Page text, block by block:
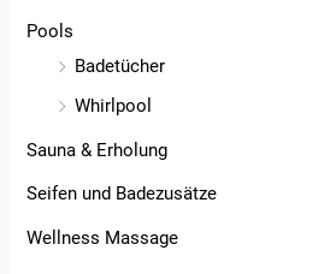
Pools
Badetücher
Whirlpool
Sauna & Erholung
Seifen und Badezusätze
Wellness Massage